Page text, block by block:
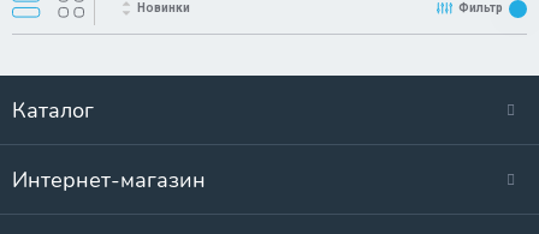
Новинки Фильтр
Каталог
Интернет-магазин